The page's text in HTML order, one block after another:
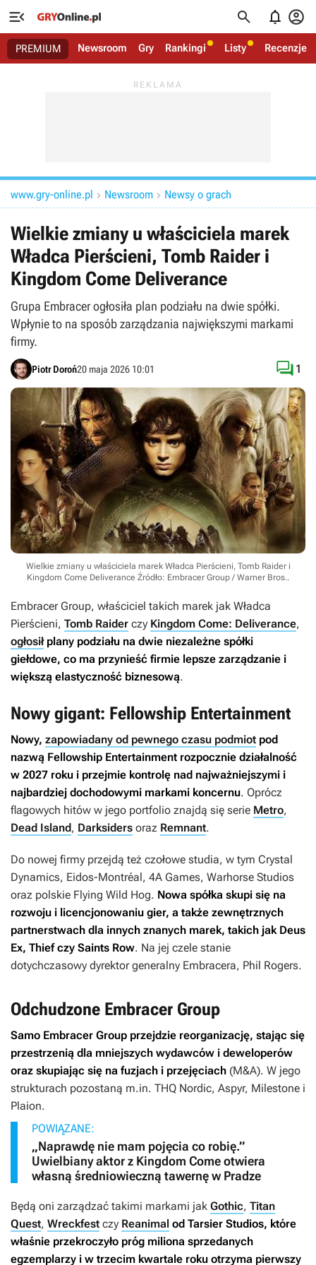
   
PREMIUM Newsroom Gry Rankingi Listy Recenzje
www.gry-online.pl  Newsroom  Newsy o grach
Wielkie zmiany u właściciela marek
Władca Pierścieni, Tomb Raider i
Kingdom Come Deliverance
Grupa Embracer ogłosiła plan podziału na dwie spółki.
Wpłynie to na sposób zarządzania największymi markami
firmy.
Piotr Doroń20 maja 2026 10:01  1
Wielkie zmiany u właściciela marek Władca Pierścieni, Tomb Raider i
Kingdom Come Deliverance Źródło: Embracer Group / Warner Bros..
Embracer Group, właściciel takich marek jak Władca
Pierścieni, Tomb Raider czy Kingdom Come: Deliverance,
ogłosił plany podziału na dwie niezależne spółki
giełdowe, co ma przynieść firmie lepsze zarządzanie i
większą elastyczność biznesową.
Nowy gigant: Fellowship Entertainment
Nowy, zapowiadany od pewnego czasu podmiot pod
nazwą Fellowship Entertainment rozpocznie działalność
w 2027 roku i przejmie kontrolę nad najważniejszymi i
najbardziej dochodowymi markami koncernu. Oprócz
flagowych hitów w jego portfolio znajdą się serie Metro,
Dead Island, Darksiders oraz Remnant.
Do nowej firmy przejdą też czołowe studia, w tym Crystal
Dynamics, Eidos-Montréal, 4A Games, Warhorse Studios
oraz polskie Flying Wild Hog. Nowa spółka skupi się na
rozwoju i licencjonowaniu gier, a także zewnętrznych
partnerstwach dla innych znanych marek, takich jak Deus
Ex, Thiefczy Saints Row. Na jej czele stanie
dotychczasowy dyrektor generalny Embracera, Phil Rogers.
Odchudzone Embracer Group
Samo Embracer Group przejdzie reorganizację, stając się
przestrzenią dla mniejszych wydawców i deweloperów
oraz skupiając się na fuzjach i przejęciach (M&A). W jego
strukturach pozostaną m.in. THQ Nordic, Aspyr, Milestone i
Plaion.
POWIĄZANE:
„Naprawdę nie mam pojęcia co robię.”
Uwielbiany aktor z Kingdom Come otwiera
własną średniowieczną tawernę w Pradze
Będą oni zarządzać takimi markami jak Gothic, Titan
Quest, Wreckfest czy Reanimal od Tarsier Studios, które
właśnie przekroczyło próg miliona sprzedanych
egzemplarzy i w trzecim kwartale roku otrzyma pierwszy